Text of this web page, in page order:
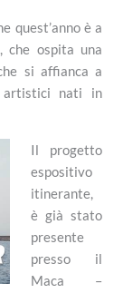
quest’anno è a
che ospita una
si affianca a
artistici nati in
Il progetto
espositivo
itinerante,
è già stato
presente
presso il
Maca –